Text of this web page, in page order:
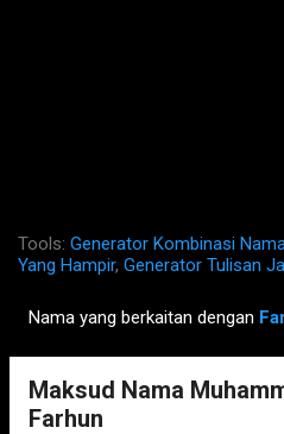
Tools: Generator Kombinasi
Yang Hampir, Generator Tulisan
o
Nama yang berkaitan dengan
Maksud Nama
Farhun